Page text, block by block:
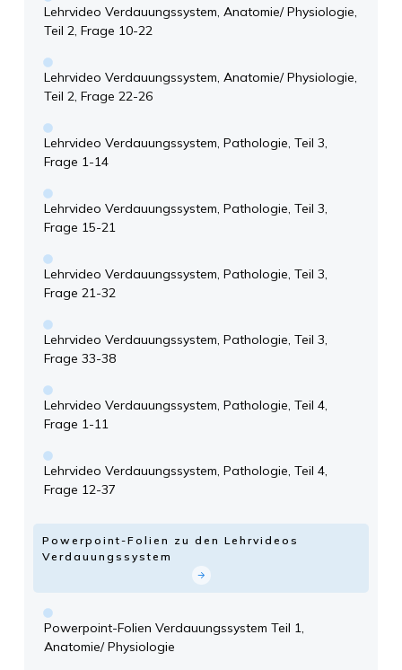
Lehrvideo Verdauungssystem, Anatomie/ Physiologie,
Teil 2, Frage 10-22
Lehrvideo Verdauungssystem, Anatomie/ Physiologie,
Teil 2, Frage 22-26
Lehrvideo Verdauungssystem, Pathologie, Teil 3,
Frage 1-14
Lehrvideo Verdauungssystem, Pathologie, Teil 3,
Frage 15-21
Lehrvideo Verdauungssystem, Pathologie, Teil 3,
Frage 21-32
Lehrvideo Verdauungssystem, Pathologie, Teil 3,
Frage 33-38
Lehrvideo Verdauungssystem, Pathologie, Teil 4,
Frage 1-11
Lehrvideo Verdauungssystem, Pathologie, Teil 4,
Frage 12-37
Powerpoint-Folien zu den Lehrvideos
Verdauungssystem
Powerpoint-Folien Verdauungssystem Teil 1,
Anatomie/ Physiologie